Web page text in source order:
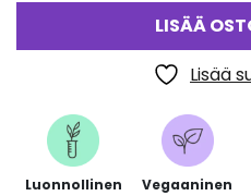
LISÄÄ
Lisää
Luonnollinen Vegaaninen